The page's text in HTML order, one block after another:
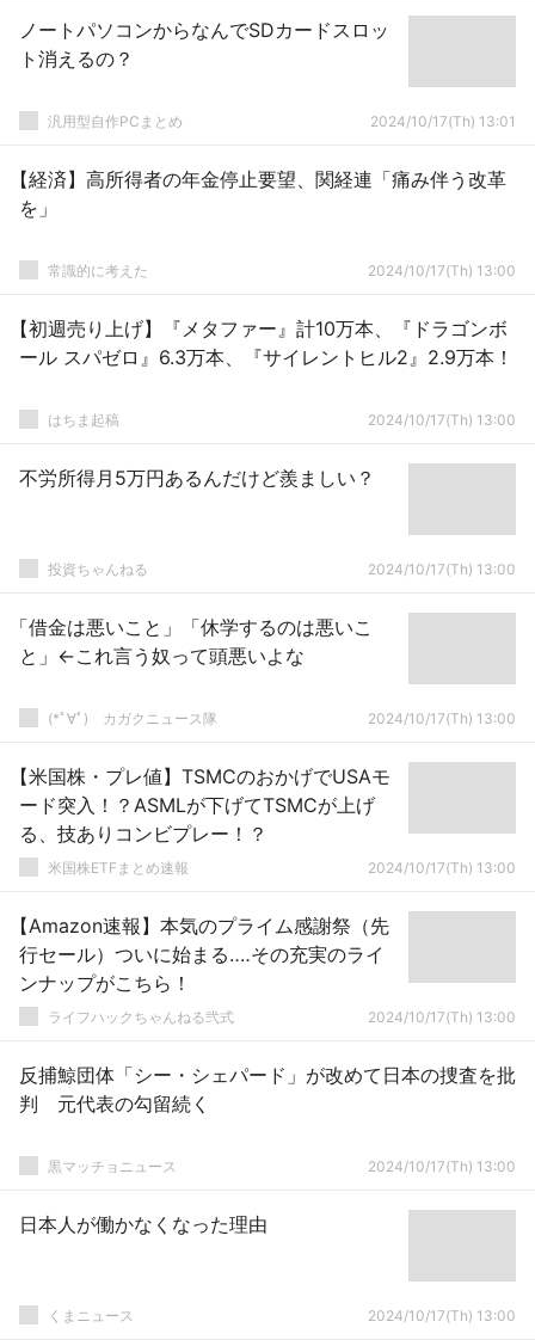
ノートパソコンからなんでSDカードスロッ
ト消えるの？
汎用型自作PCまとめ 2024/10/17(Th) 13:01
【経済】高所得者の年金停止要望、関経連「痛み伴う改革
を」
常識的に考えた 2024/10/17(Th) 13:00
【初週売り上げ】『メタファー』計10万本、『ドラゴンボ
ール スパゼロ』6.3万本、『サイレントヒル2』2.9万本！
はちま起稿 2024/10/17(Th) 13:00
不労所得月5万円あるんだけど羨ましい？
投資ちゃんねる 2024/10/17(Th) 13:00
「借金は悪いこと」「休学するのは悪いこ
と」←これ言う奴って頭悪いよな
(*ﾟ∀ﾟ)ゞカガクニュース隊 2024/10/17(Th) 13:00
【米国株・プレ値】TSMCのおかげでUSAモ
ード突入！？ASMLが下げてTSMCが上げ
る、技ありコンビプレー！？
米国株ETFまとめ速報 2024/10/17(Th) 13:00
【Amazon速報】本気のプライム感謝祭（先
行セール）ついに始まる‥‥その充実のライ
ンナップがこちら！
ライフハックちゃんねる弐式 2024/10/17(Th) 13:00
反捕鯨団体「シー・シェパード」が改めて日本の捜査を批
判 元代表の勾留続く
黒マッチョニュース 2024/10/17(Th) 13:00
日本人が働かなくなった理由
くまニュース 2024/10/17(Th) 13:00